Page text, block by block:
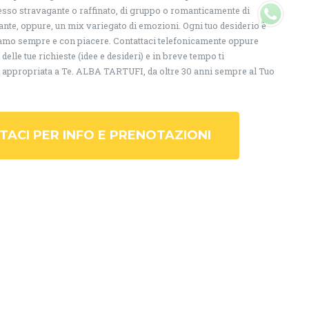
stravagante o raffinato, di gruppo o romanticamente di
oppure, un mix variegato di emozioni. Ogni tuo desiderio è
sempre e con piacere. Contattaci telefonicamente oppure
tue richieste (idee e desideri) e in breve tempo ti
a Te. ALBA TARTUFI, da oltre 30 anni sempre al Tuo
PER INFO E PRENOTAZIONI
Ti servono info? Chiamaci su
WhatsApp